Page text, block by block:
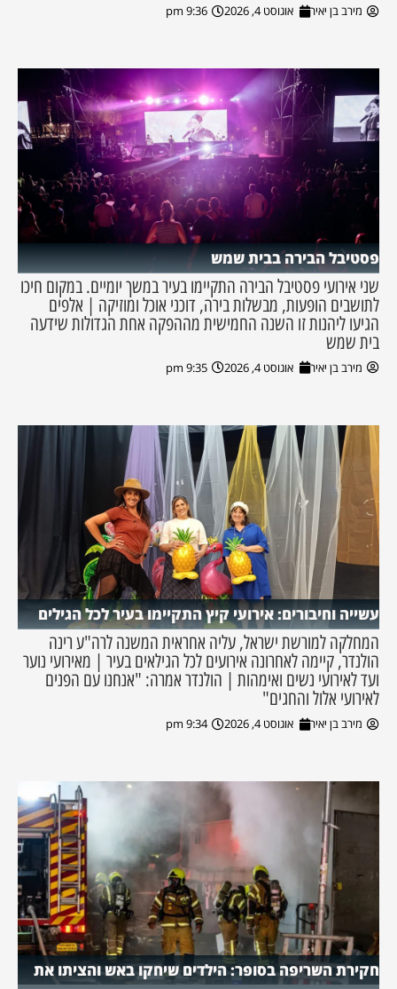
מירב בן יאיר אוגוסט 4, 2026 9:36 pm
פסטיבל הבירה בבית שמש
שני אירועי פסטיבל הבירה התקיימו בעיר במשך יומיים. במקום חיכו
לתושבים הופעות, מבשלות בירה, דוכני אוכל ומוזיקה | אלפים
הגיעו ליהנות זו השנה החמישית מההפקה אחת הגדולות שידעה
בית שמש
מירב בן יאיר אוגוסט 4, 2026 9:35 pm
עשייה וחיבורים: אירועי קיץ התקיימו בעיר לכל הגילים
המחלקה למורשת ישראל, עליה אחראית המשנה לרה"ע רינה
הולנדר, קיימה לאחרונה אירועים לכל הגילאים בעיר | מאירועי נוער
ועד לאירועי נשים ואימהות | הולנדר אמרה: "אנחנו עם הפנים
לאירועי אלול והחגים"
מירב בן יאיר אוגוסט 4, 2026 9:34 pm
חקירת השריפה בסופר: הילדים שיחקו באש והציתו את